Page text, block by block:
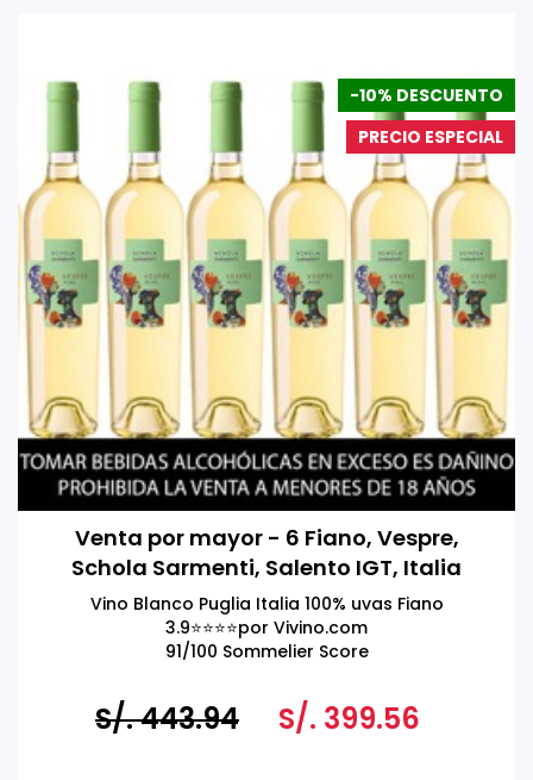
-10% DESCUENTO
PRECIO ESPECIAL
Venta por mayor - 6 Fiano, Vespre,
Schola Sarmenti, Salento IGT, Italia
750ml
Vino Blanco Puglia Italia 100% uvas Fiano
3.9⭐️⭐️⭐️⭐️por Vivino.com
91/100 Sommelier Score
S/. 443.94 S/. 399.56